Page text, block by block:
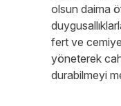
olsun daima
fert ve
yöneterek
durabilmeyi